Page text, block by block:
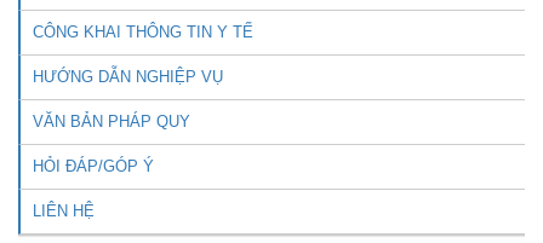
CÔNG KHAI THÔNG TIN Y TẾ
HƯỚNG DẪN NGHIỆP VỤ
VĂN BẢN PHÁP QUY
HỎI ĐÁP/GÓP Ý
LIÊN HỆ